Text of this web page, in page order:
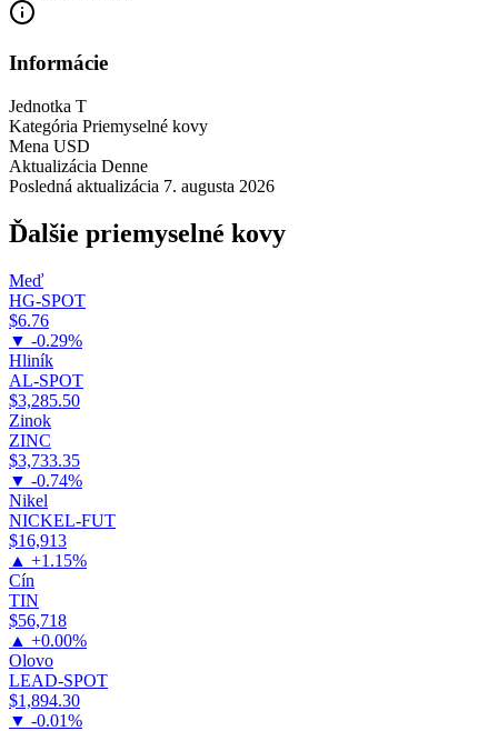
Informácie
Jednotka T
Kategória Priemyselné kovy
Mena USD
Aktualizácia Denne
Posledná aktualizácia 7. augusta 2026
Ďalšie priemyselné kovy
Meď
HG-SPOT
$6.76
▼ -0.29%
Hliník
AL-SPOT
$3,285.50
Zinok
ZINC
$3,733.35
▼ -0.74%
Nikel
NICKEL-FUT
$16,913
▲ +1.15%
Cín
TIN
$56,718
▲ +0.00%
Olovo
LEAD-SPOT
$1,894.30
▼ -0.01%